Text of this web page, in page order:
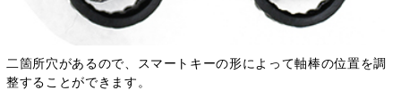
二箇所穴があるので、スマートキーの形によって軸棒の位置を調
整することができます。